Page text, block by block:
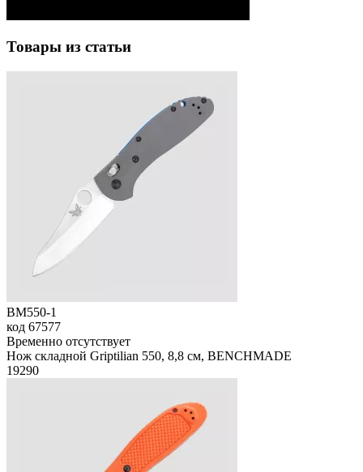
Товары из статьи
BM550-1
код 67577
Временно отсутствует
Нож складной Griptilian 550, 8,8 см, BENCHMADE
19290